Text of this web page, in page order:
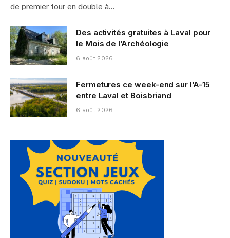
de premier tour en double à…
Des activités gratuites à Laval pour
le Mois de l’Archéologie
6 août 2026
Fermetures ce week-end sur l’A-15
entre Laval et Boisbriand
6 août 2026